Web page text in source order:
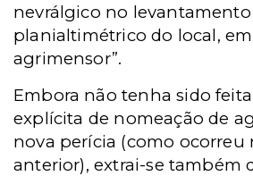
nevrálgico no levantamento
planialtimétrico do local,
agrimensor”.
Embora não tenha sido
explícita de nomeação de
nova perícia (como ocorreu
anterior), extrai-se também